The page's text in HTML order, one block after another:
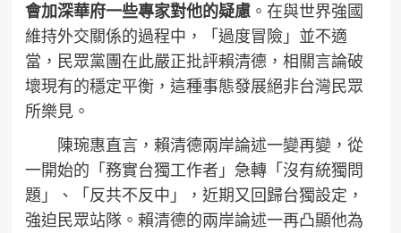
會加深華府一些專家對他的疑慮。在與世界強國
維持外交關係的過程中，「過度冒險」並不適
當，民眾黨團在此嚴正批評賴清德，相關言論破
壞現有的穩定平衡，這種事態發展絕非台灣民眾
所樂見。
陳琬惠直言，賴清德兩岸論述一變再變，從
一開始的「務實台獨工作者」急轉「沒有統獨問
題」、「反共不反中」，近期又回歸台獨設定，
強迫民眾站隊。賴清德的兩岸論述一再凸顯他為